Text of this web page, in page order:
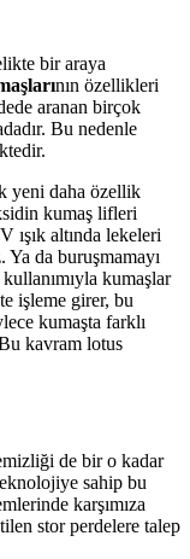
bir araya
nın özellikleri
aranan birçok
Bu nedenle
yeni daha özellik
kumaş lifleri
ışık altında lekeleri
Ya da buruşmamayı
kumaşlar
işleme girer, bu
kumaşta farklı
kavram lotus
de bir o kadar
sahip bu
karşımıza
stor perdelere talep